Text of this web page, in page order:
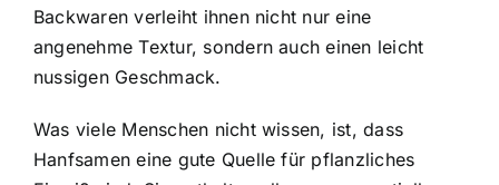
Backwaren verleiht ihnen nicht nur eine
angenehme Textur, sondern auch einen leicht
nussigen Geschmack.
Was viele Menschen nicht wissen, ist, dass
Hanfsamen eine gute Quelle für pflanzliches